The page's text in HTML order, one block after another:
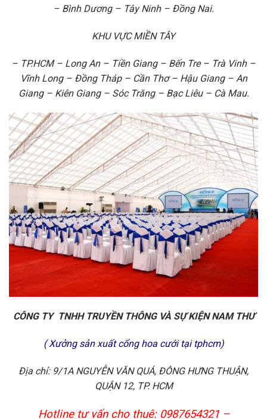
– Bình Dương – Tây Ninh – Đồng Nai.
KHU VỰC MIỀN TÂY
– TP.HCM – Long An – Tiền Giang – Bến Tre – Trà Vinh –
Vĩnh Long – Đồng Tháp – Cần Thơ – Hậu Giang – An
Giang – Kiên Giang – Sóc Trăng – Bạc Liêu – Cà Mau.
CÔNG TY TNHH TRUYỀN THÔNG VÀ SỰ KIỆN NAM THƯ
( Xưởng sản xuất cổng hoa cưới tại tphcm)
Địa chỉ: 9/1A NGUYỄN VĂN QUÁ, ĐÔNG HƯNG THUẬN,
QUẬN 12, TP. HCM
Hotline tư vấn cho thuê: 0987654321 –